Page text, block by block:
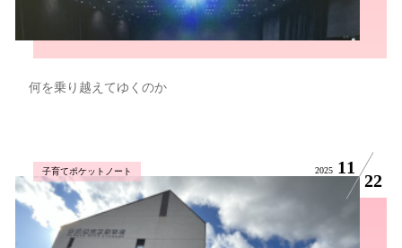
何を乗り越えてゆくのか
子育てポケットノート 2025 11
22